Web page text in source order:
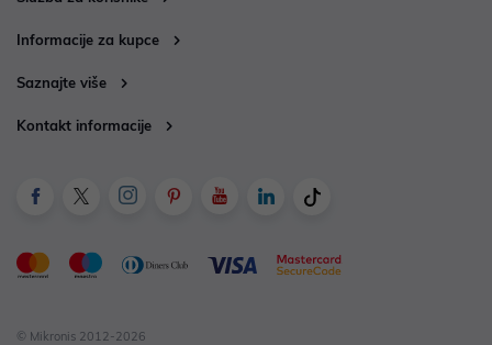
Informacije za kupce
Saznajte više
Kontakt informacije
© Mikronis 2012-2026